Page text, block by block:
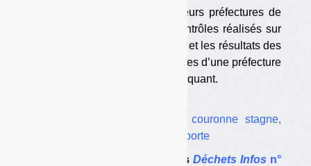
Nous avons demandé à plusieurs préfectures de
nous indiquer le nombre de contrôles réalisés sur
ce sujet dans leur département, et les résultats des
contrôles. Les réponses, variables d’une préfecture
à l’autre, ne manquent pas de piquant.
Biodéchets : la Petite couronne stagne,
Paris freine sur le porte-à-porte
Le dossier complet dansDéchets Infos n°